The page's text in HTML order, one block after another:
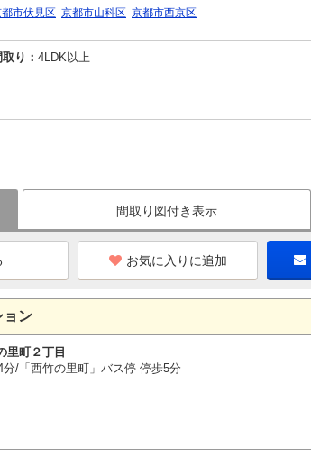
市伏見区 京都市山科区 京都市西京区
取り： 4LDK以上
間取り図付き表示
お気に入りに追加
ン
里町２丁目
/「西竹の里町」バス停 停歩5分